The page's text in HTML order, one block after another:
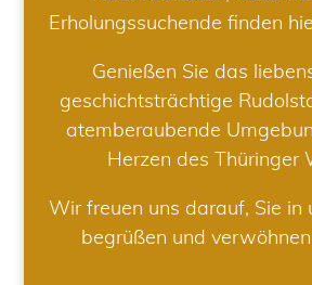
Erholungssuchende finden
Genießen Sie das
geschichtsträchtige
atemberaubende
Herzen des Thüringer
Wir freuen uns darauf, Sie in
begrüßen und